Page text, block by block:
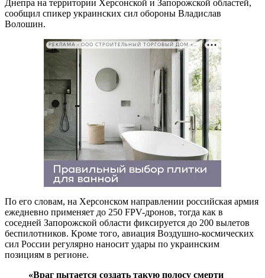
Днепра на территории Херсонской и Запорожской областей,
сообщил спикер украинских сил обороны Владислав
Волошин.
РЕКЛАМА • ООО СТРОИТЕЛЬНЫЙ ТОРГОВЫЙ ДОМ «ПЕТРОВИЧ». ИНН: 7802348846
По его словам, на Херсонском направлении российская армия
ежедневно применяет до 250 FPV-дронов, тогда как в
соседней Запорожской области фиксируется до 200 вылетов
беспилотников. Кроме того, авиация Воздушно-космических
сил России регулярно наносит удары по украинским
позициям в регионе.
«Враг пытается создать такую полосу смерти